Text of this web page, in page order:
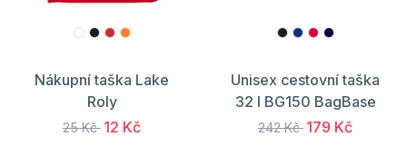
Nákupní taška Lake
Roly
25 Kč 12 Kč
Unisex cestovní taška
32 l BG150 BagBase
242 Kč 179 Kč